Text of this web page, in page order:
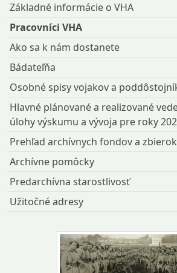
Základné informácie o VHA
Pracovníci VHA
Ako sa k nám dostanete
Bádateľňa
Osobné spisy vojakov a
Hlavné plánované a realizované
úlohy výskumu a vývoja pre roky
Prehľad archívnych fondov a zbierok
Archívne pomôcky
Predarchívna starostlivosť
Užitočné adresy